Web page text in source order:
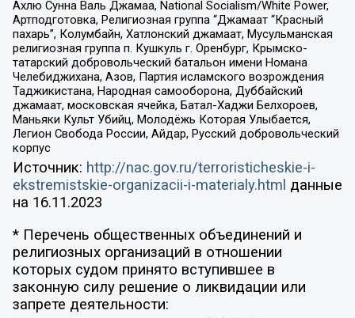
Ахлю Сунна Валь Джамаа, National Socialism/White Power,
Артподготовка, Религиозная группа “Джамаат “Красный
пахарь”, Колумбайн, Хатлонский джамаат, Мусульманская
религиозная группа п. Кушкуль г. Оренбург, Крымско-
татарский добровольческий батальон имени Номана
Челебиджихана, Азов, Партия исламского возрождения
Таджикистана, Народная самооборона, Дуббайский
джамаат, московская ячейка, Батал-Хаджи Белхороев,
Маньяки Культ Убийц, Молодёжь Которая Улыбается,
Легион Свобода России, Айдар, Русский добровольческий
корпус
Источник: http://nac.gov.ru/terroristicheskie-i-
ekstremistskie-organizacii-i-materialy.html данные
на 16.11.2023
* Перечень общественных объединений и
религиозных организаций в отношении
которых судом принято вступившее в
законную силу решение о ликвидации или
запрете деятельности: